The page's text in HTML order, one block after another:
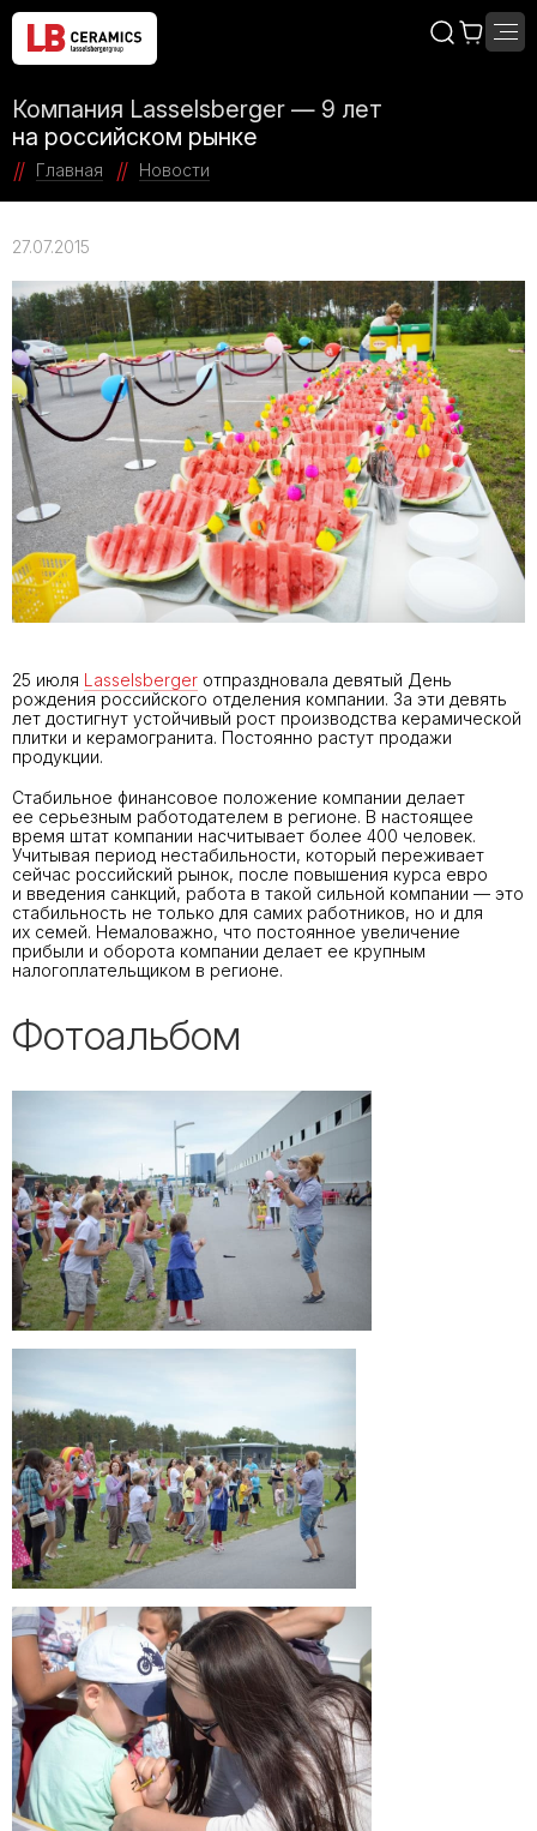
Компания Lasselsberger — 9 лет
на российском рынке
Главная Новости
27.07.2015
25 июля Lasselsberger отпраздновала девятый День
рождения российского отделения компании. За эти девять
лет достигнут устойчивый рост производства керамической
плитки и керамогранита. Постоянно растут продажи
продукции.
Стабильное финансовое положение компании делает
ее серьезным работодателем в регионе. В настоящее
время штат компании насчитывает более 400 человек.
Учитывая период нестабильности, который переживает
сейчас российский рынок, после повышения курса евро
и введения санкций, работа в такой сильной компании — это
стабильность не только для самих работников, но и для
их семей. Немаловажно, что постоянное увеличение
прибыли и оборота компании делает ее крупным
налогоплательщиком в регионе.
Фотоальбом